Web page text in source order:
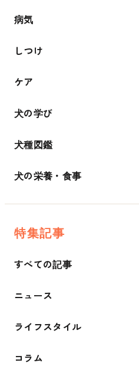
病気
しつけ
ケア
犬の学び
犬種図鑑
犬の栄養・食事
特集記事
すべての記事
ニュース
ライフスタイル
コラム